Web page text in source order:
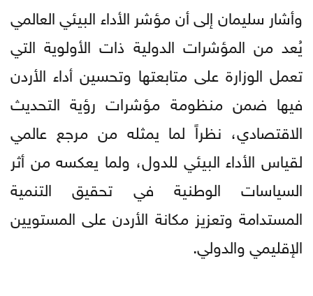
وأشار سليمان إلى أن مؤشر الأداء البيئي العالمي
يُعد من المؤشرات الدولية ذات الأولوية التي
تعمل الوزارة على متابعتها وتحسين أداء الأردن
فيها ضمن منظومة مؤشرات رؤية التحديث
الاقتصادي، نظراً لما يمثله من مرجع عالمي
لقياس الأداء البيئي للدول، ولما يعكسه من أثر
السياسات الوطنية في تحقيق التنمية
المستدامة وتعزيز مكانة الأردن على المستويين
الإقليمي والدولي.